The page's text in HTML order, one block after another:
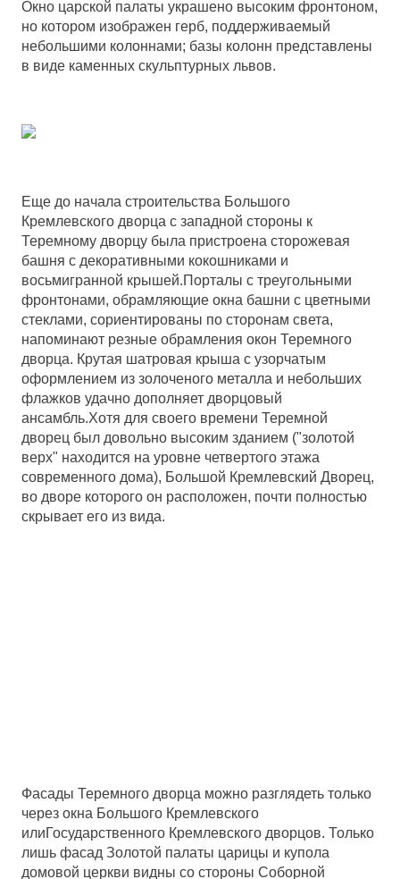
Окно царской палаты украшено высоким фронтоном,
но котором изображен герб, поддерживаемый
небольшими колоннами; базы колонн представлены
в виде каменных скульптурных львов.
Еще до начала строительства Большого
Кремлевского дворца с западной стороны к
Теремному дворцу была пристроена сторожевая
башня с декоративными кокошниками и
восьмигранной крышей.Порталы с треугольными
фронтонами, обрамляющие окна башни с цветными
стеклами, сориентированы по сторонам света,
напоминают резные обрамления окон Теремного
дворца. Крутая шатровая крыша с узорчатым
оформлением из золоченого металла и небольших
флажков удачно дополняет дворцовый
ансамбль.Хотя для своего времени Теремной
дворец был довольно высоким зданием ("золотой
верх" находится на уровне четвертого этажа
современного дома), Большой Кремлевский Дворец,
во дворе которого он расположен, почти полностью
скрывает его из вида.
Фасады Теремного дворца можно разглядеть только
через окна Большого Кремлевского
илиГосударственного Кремлевского дворцов. Только
лишь фасад Золотой палаты царицы и купола
домовой церкви видны со стороны Соборной